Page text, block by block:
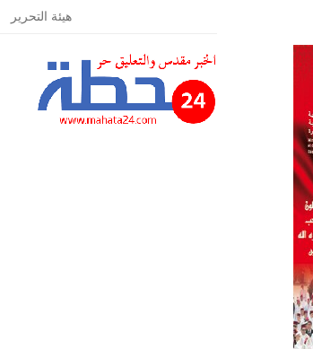
هيئة التحرير